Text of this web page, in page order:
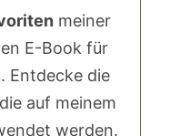
meiner
E-Book für
Entdecke die
auf meinem
werden.